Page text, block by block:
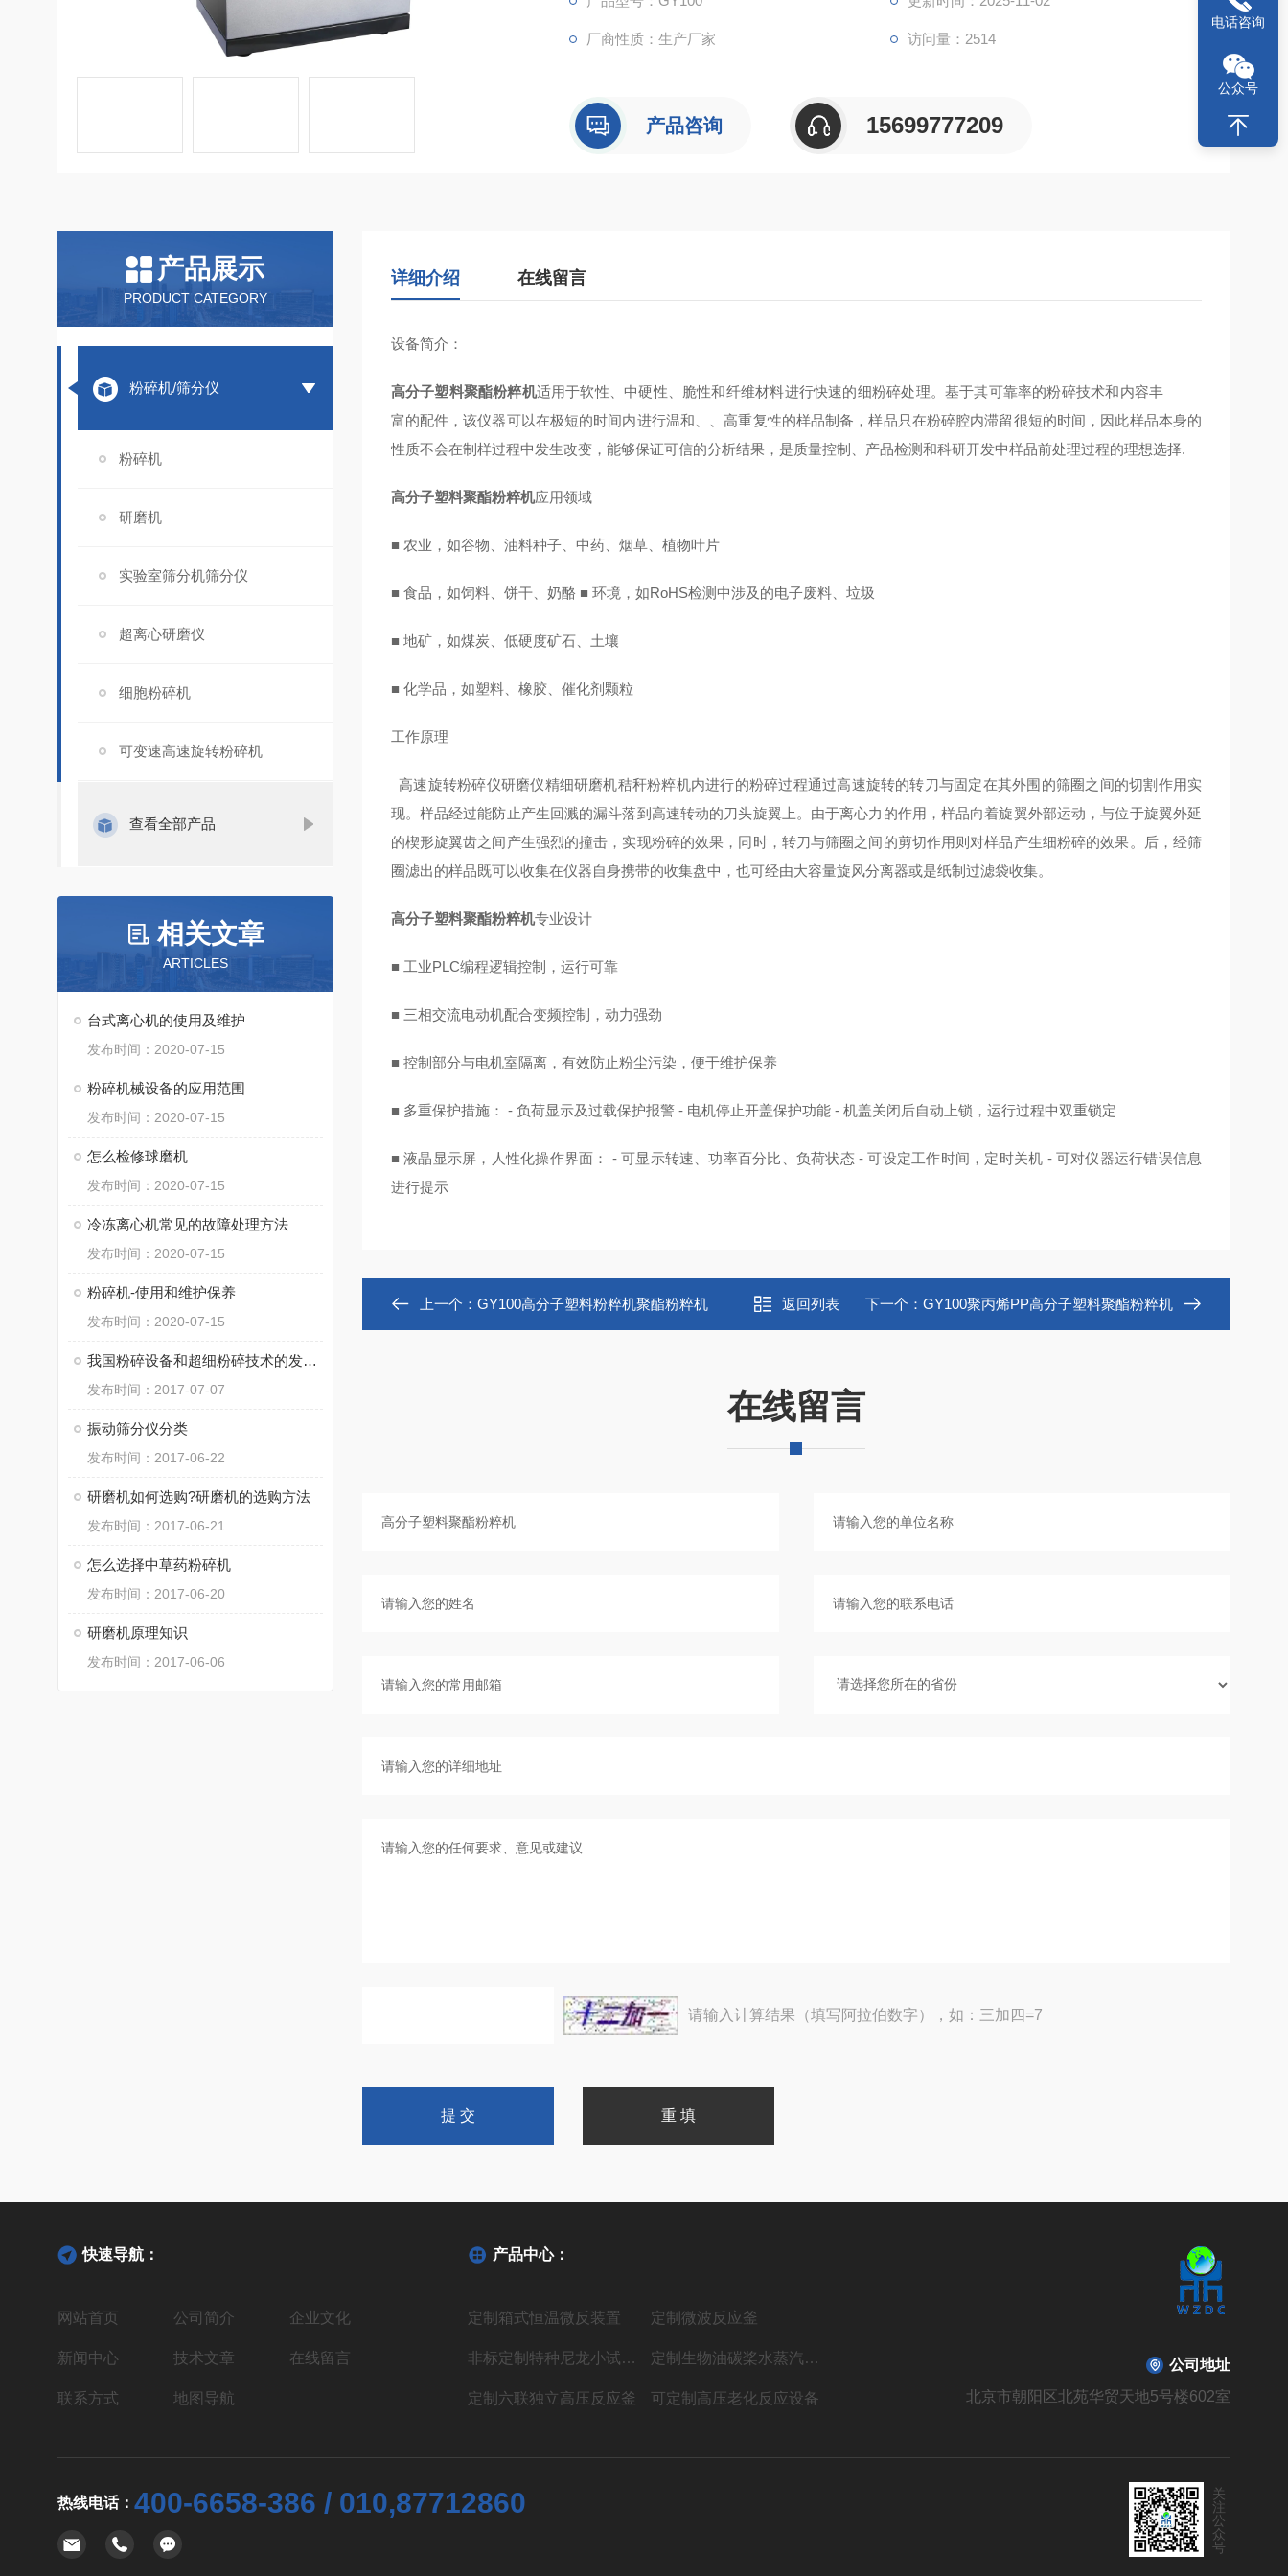
厂商性质：生产厂家 访问量：2514
产品咨询 15699777209
产品展示
PRODUCT CATEGORY
粉碎机/筛分仪
粉碎机
研磨机
实验室筛分机筛分仪
超离心研磨仪
细胞粉碎机
可变速高速旋转粉碎机
查看全部产品
相关文章
ARTICLES
台式离心机的使用及维护
发布时间：2020-07-15
粉碎机械设备的应用范围
发布时间：2020-07-15
怎么检修球磨机
发布时间：2020-07-15
冷冻离心机常见的故障处理方法
发布时间：2020-07-15
粉碎机-使用和维护保养
发布时间：2020-07-15
我国粉碎设备和超细粉碎技术的发展方向
发布时间：2017-07-07
振动筛分仪分类
发布时间：2017-06-22
研磨机如何选购?研磨机的选购方法
发布时间：2017-06-21
怎么选择中草药粉碎机
发布时间：2017-06-20
研磨机原理知识
发布时间：2017-06-06
详细介绍 在线留言
设备简介 ：
高分子塑料聚酯粉粹机适用于软性、中硬性、脆性和纤维材料进行快速的细粉碎处理。基于其可靠率的粉碎技术和内容丰
富的配件，该仪器可以在极短的时间内进行温和、、高重复性的样品制备，样品只在粉碎腔内滞留很短的时间，因此样品本身的
性质不会在制样过程中发生改变，能够保证可信的分析结果，是质量控制、产品检测和科研开发中样品前处理过程的理想选择.
高分子塑料聚酯粉粹机应用领域
■ 农业，如谷物、油料种子、中药、烟草、植物叶片
■ 食品，如饲料、饼干、奶酪 ■ 环境，如RoHS检测中涉及的电子废料、垃圾
■ 地矿，如煤炭、低硬度矿石、土壤
■ 化学品，如塑料、橡胶、催化剂颗粒
工作原理
高速旋转粉碎仪研磨仪精细研磨机秸秆粉粹机内进行的粉碎过程通过高速旋转的转刀与固定在其外围的筛圈之间的切割作用实
现。样品经过能防止产生回溅的漏斗落到高速转动的刀头旋翼上。由于离心力的作用，样品向着旋翼外部运动，与位于旋翼外延
的楔形旋翼齿之间产生强烈的撞击，实现粉碎的效果，同时，转刀与筛圈之间的剪切作用则对样品产生细粉碎的效果。后，经筛
圈滤出的样品既可以收集在仪器自身携带的收集盘中，也可经由大容量旋风分离器或是纸制过滤袋收集。
高分子塑料聚酯粉粹机专业设计
■ 工业PLC编程逻辑控制，运行可靠
■ 三相交流电动机配合变频控制，动力强劲
■ 控制部分与电机室隔离，有效防止粉尘污染，便于维护保养
■ 多重保护措施： - 负荷显示及过载保护报警 - 电机停止开盖保护功能 - 机盖关闭后自动上锁，运行过程中双重锁定
■ 液晶显示屏，人性化操作界面： - 可显示转速、功率百分比、负荷状态 - 可设定工作时间，定时关机 - 可对仪器运行错误信息
进行提示
上一个： GY100高分子塑料粉粹机聚酯粉粹机 返回列表 下一个： GY100聚丙烯PP高分子塑料聚酯粉粹机
在线留言
请输入计算结果（填写阿拉伯数字），如：三加四=7
快速导航：
网站首页 公司简介 企业文化
新闻中心 技术文章 在线留言
联系方式 地图导航
产品中心：
定制箱式恒温微反装置 定制微波反应釜
非标定制特种尼龙小试聚合反应装置 定制生物油碳桨水蒸汽气化制氢液体燃料装置
定制六联独立高压反应釜 可定制高压老化反应设备
公司地址
北京市朝阳区北苑华贸天地5号楼602室
热线电话： 400-6658-386 / 010,87712860
关
注
公
众
号
电话咨询
公众号